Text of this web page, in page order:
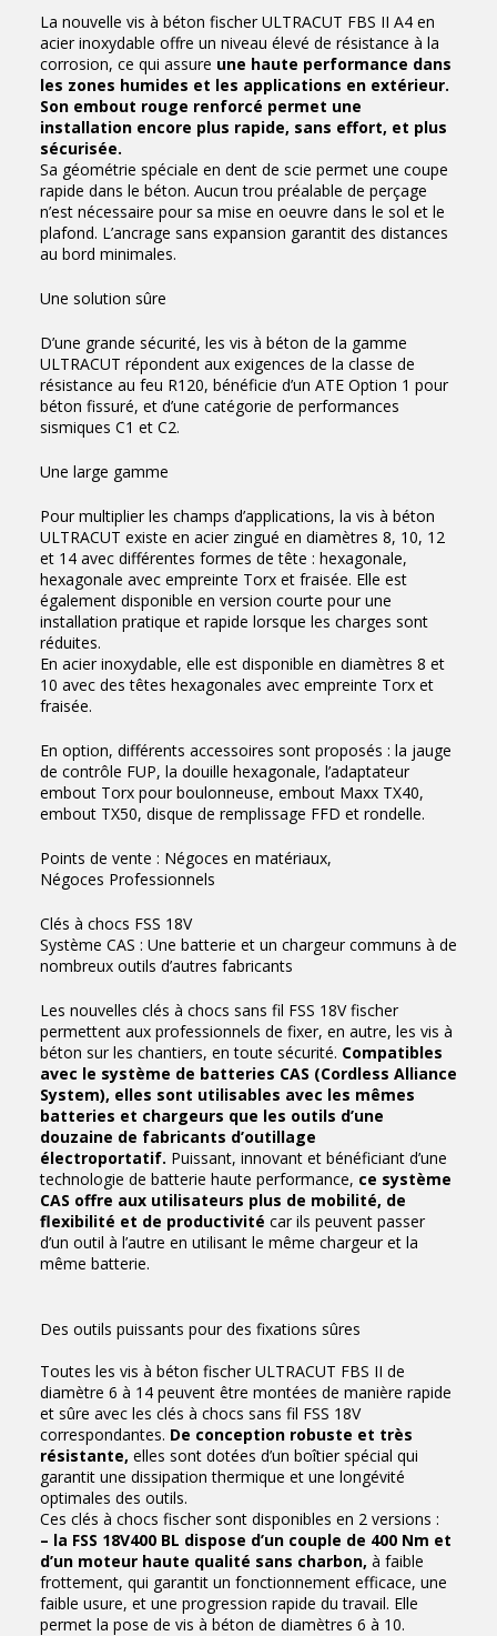
La nouvelle vis à béton fischer ULTRACUT FBS II A4 en
acier inoxydable offre un niveau élevé de résistance à la
corrosion, ce qui assure une haute performance dans
les zones humides et les applications en extérieur.
Son embout rouge renforcé permet une
installation encore plus rapide, sans effort, et plus
sécurisée.
Sa géométrie spéciale en dent de scie permet une coupe
rapide dans le béton. Aucun trou préalable de perçage
n’est nécessaire pour sa mise en oeuvre dans le sol et le
plafond. L’ancrage sans expansion garantit des distances
au bord minimales.
Une solution sûre
D’une grande sécurité, les vis à béton de la gamme
ULTRACUT répondent aux exigences de la classe de
résistance au feu R120, bénéficie d’un ATE Option 1 pour
béton fissuré, et d’une catégorie de performances
sismiques C1 et C2.
Une large gamme
Pour multiplier les champs d’applications, la vis à béton
ULTRACUT existe en acier zingué en diamètres 8, 10, 12
et 14 avec différentes formes de tête : hexagonale,
hexagonale avec empreinte Torx et fraisée. Elle est
également disponible en version courte pour une
installation pratique et rapide lorsque les charges sont
réduites.
En acier inoxydable, elle est disponible en diamètres 8 et
10 avec des têtes hexagonales avec empreinte Torx et
fraisée.
En option, différents accessoires sont proposés : la jauge
de contrôle FUP, la douille hexagonale, l’adaptateur
embout Torx pour boulonneuse, embout Maxx TX40,
embout TX50, disque de remplissage FFD et rondelle.
Points de vente : Négoces en matériaux,
Négoces Professionnels
Clés à chocs FSS 18V
Système CAS : Une batterie et un chargeur communs à de
nombreux outils d’autres fabricants
Les nouvelles clés à chocs sans fil FSS 18V fischer
permettent aux professionnels de fixer, en autre, les vis à
béton sur les chantiers, en toute sécurité. Compatibles
avec le système de batteries CAS (Cordless Alliance
System), elles sont utilisables avec les mêmes
batteries et chargeurs que les outils d’une
douzaine de fabricants d’outillage
électroportatif. Puissant, innovant et bénéficiant d’une
technologie de batterie haute performance, ce système
CAS offre aux utilisateurs plus de mobilité, de
flexibilité et de productivité car ils peuvent passer
d’un outil à l’autre en utilisant le même chargeur et la
même batterie.
Des outils puissants pour des fixations sûres
Toutes les vis à béton fischer ULTRACUT FBS II de
diamètre 6 à 14 peuvent être montées de manière rapide
et sûre avec les clés à chocs sans fil FSS 18V
correspondantes. De conception robuste et très
résistante, elles sont dotées d’un boîtier spécial qui
garantit une dissipation thermique et une longévité
optimales des outils.
Ces clés à chocs fischer sont disponibles en 2 versions :
– la FSS 18V400 BL dispose d’un couple de 400 Nm et
d’un moteur haute qualité sans charbon, à faible
frottement, qui garantit un fonctionnement efficace, une
faible usure, et une progression rapide du travail. Elle
permet la pose de vis à béton de diamètres 6 à 10.